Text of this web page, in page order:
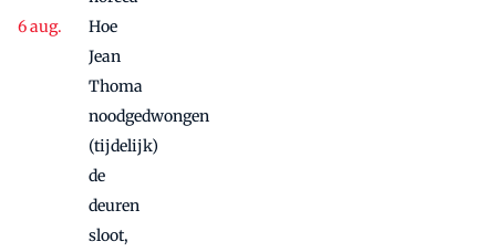
Hoe
Jean
Thoma
noodgedwongen
(tijdelijk)
de
deuren
sloot,